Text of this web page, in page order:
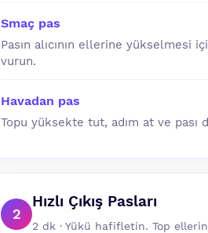
Smaç pas
Pasın alıcının ellerine
vurun.
Havadan pas
Topu yüksekte tut, adım at ve
2
Hızlı Çıkış Pasları
2 dk · Yükü hafifletin. Top